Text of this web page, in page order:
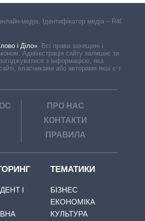
медіа. Ідентифікатор медіа – R40-
і Діло». Всі права захищені і
Адміністрація сайту залишає за
з інформацією, яка
власниками або авторами якої є треті
ПРО НАС
КОНТАКТИ
ПРАВИЛА
І
ТЕМАТИКИ
БІЗНЕС
ЕКОНОМІКА
КУЛЬТУРА